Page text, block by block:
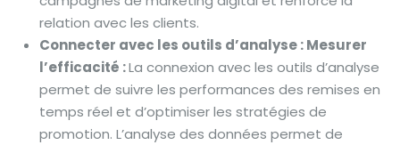
relation avec les clients.
Connecter avec les outils d’analyse : Mesurer
l’efficacité :La connexion avec les outils d’analyse
permet de suivre les performances des remises en
temps réel et d’optimiser les stratégies de
promotion. L’analyse des données permet de